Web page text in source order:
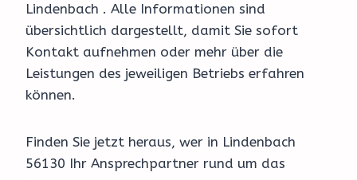
Lindenbach . Alle Informationen sind
übersichtlich dargestellt, damit Sie sofort
Kontakt aufnehmen oder mehr über die
Leistungen des jeweiligen Betriebs erfahren
können.
Finden Sie jetzt heraus, wer in Lindenbach
56130 Ihr Ansprechpartner rund um das